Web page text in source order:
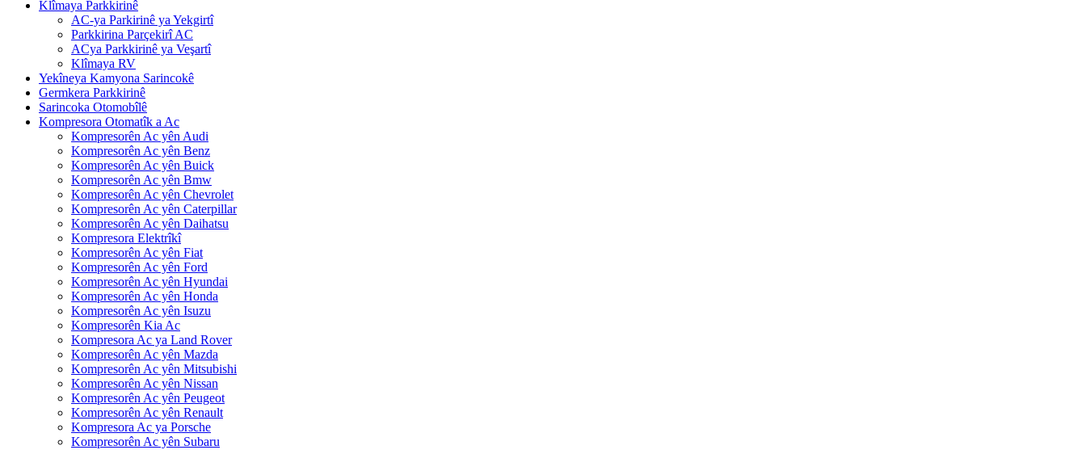
Klîmaya Parkkirinê
AC-ya Parkirinê ya Yekgirtî
Parkkirina Parçekirî AC
ACya Parkkirinê ya Veşartî
Klîmaya RV
Yekîneya Kamyona Sarincokê
Germkera Parkkirinê
Sarincoka Otomobîlê
Kompresora Otomatîk a Ac
Kompresorên Ac yên Audi
Kompresorên Ac yên Benz
Kompresorên Ac yên Buick
Kompresorên Ac yên Bmw
Kompresorên Ac yên Chevrolet
Kompresorên Ac yên Caterpillar
Kompresorên Ac yên Daihatsu
Kompresora Elektrîkî
Kompresorên Ac yên Fiat
Kompresorên Ac yên Ford
Kompresorên Ac yên Hyundai
Kompresorên Ac yên Honda
Kompresorên Ac yên Isuzu
Kompresorên Kia Ac
Kompresora Ac ya Land Rover
Kompresorên Ac yên Mazda
Kompresorên Ac yên Mitsubishi
Kompresorên Ac yên Nissan
Kompresorên Ac yên Peugeot
Kompresorên Ac yên Renault
Kompresora Ac ya Porsche
Kompresorên Ac yên Subaru